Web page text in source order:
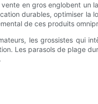
en gros englobent
durables, optimiser la
de ces produits
les grossistes qui
Les parasols de plage